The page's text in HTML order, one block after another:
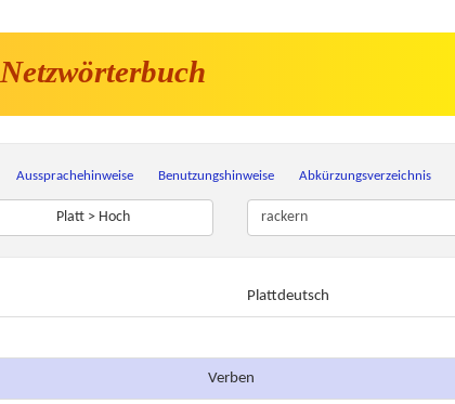
Netzwörterbuch
Aussprachehinweise Benutzungshinweise Abkürzungsverzeichnis
Platt > Hoch
Plattdeutsch
Verben